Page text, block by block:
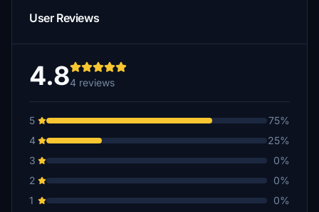
User Reviews
4.84 reviews
5
75%
4
25%
3
0%
2
0%
1
0%